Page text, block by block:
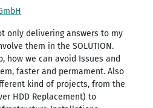
only delivering answers to my
them in the SOLUTION.
how we can avoid Issues and
faster and permament. Also
kind of projects, from the
HDD Replacement) to